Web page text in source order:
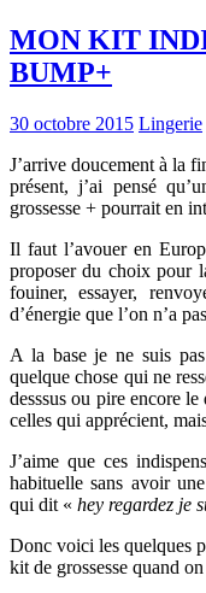
MON KIT
BUMP+
30 octobre 2015 Lingerie
J’arrive doucement à la
présent, j’ai pensé
grossesse + pourrait en
Il faut l’avouer en
proposer du choix pour
fouiner, essayer,
d’énergie que l’on n’a
A la base je ne suis
quelque chose qui ne
desssus ou pire encore
celles qui apprécient,
J’aime que ces
habituelle sans avoir
qui dit « hey regardez je
Donc voici les quelques
kit de grossesse quand